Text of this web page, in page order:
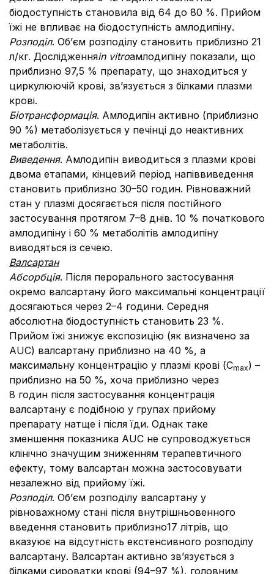
біодоступність становила від 64 до 80 %. Прийом
їжі не впливає на біодоступність амлодипіну.
Розподіл. Об’єм розподілу становить приблизно 21
л/кг. Дослідженняin vitroамлодипіну показали, що
приблизно 97,5 % препарату, що знаходиться у
циркулюючій крові, зв’язується з білками плазми
крові.
Біотрансформація. Амлодипін активно (приблизно
90 %) метаболізується у печінці до неактивних
метаболітів.
Виведення. Амлодипін виводиться з плазми крові
двома етапами, кінцевий період напіввиведення
становить приблизно 30–50 годин. Рівноважний
стан у плазмі досягається після постійного
застосування протягом 7–8 днів. 10 % початкового
амлодипіну і 60 % метаболітів амлодипіну
виводяться із сечею.
Валсартан
Абсорбція. Після перорального застосування
окремо валсартану його максимальні концентрації
досягаються через 2–4 години. Середня
абсолютна біодоступність становить 23 %.
Прийом їжі знижує експозицію (як визначено за
AUC) валсартану приблизно на 40 %, а
максимальну концентрацію у плазмі крові (Сmax) –
приблизно на 50 %, хоча приблизно через
8 годин після застосування концентрація
валсартану є подібною у групах прийому
препарату натще і після їди. Однак таке
зменшення показника AUC не супроводжується
клінічно значущим зниженням терапевтичного
ефекту, тому валсартан можна застосовувати
незалежно від прийому їжі.
Розподіл. Об’єм розподілу валсартану у
рівноважному стані після внутрішньовенного
введення становить приблизно17 літрів, що
вказуює на відсутність екстенсивного розподілу
валсартану. Валсартан активно зв’язується з
білками сироватки крові (94–97 %), головним